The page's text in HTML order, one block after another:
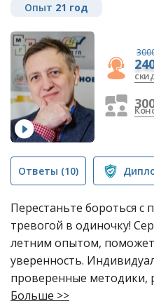
Опыт 21 год
Ответы (10)
Перестаньте бороться с
тревогой в одиночку!
летним опытом, поможет
уверенность.
проверенные методики,
Больше >>